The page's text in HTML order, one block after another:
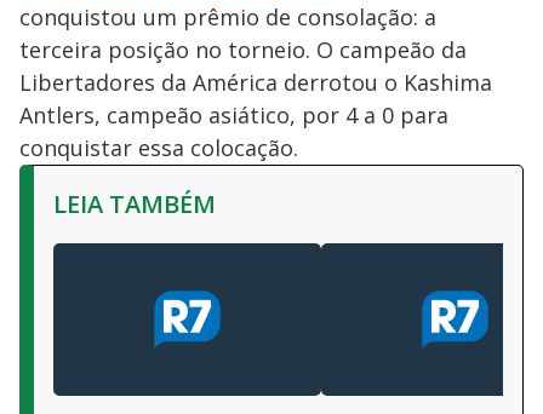
conquistou um prêmio de consolação: a
terceira posição no torneio. O campeão da
Libertadores da América derrotou o Kashima
Antlers, campeão asiático, por 4 a 0 para
conquistar essa colocação.
LEIA TAMBÉM